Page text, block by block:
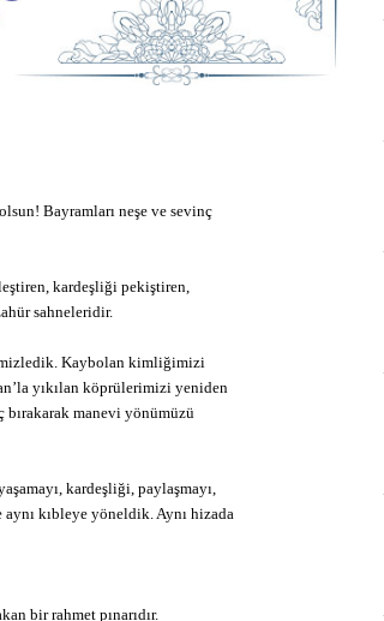
Bayramları neşe ve sevinç
kardeşliği pekiştiren,
sahneleridir.
Kaybolan kimliğimizi
yıkılan köprülerimizi yeniden
manevi yönümüzü
kardeşliği, paylaşmayı,
kıbleye yöneldik. Aynı hizada
bir rahmet pınarıdır.